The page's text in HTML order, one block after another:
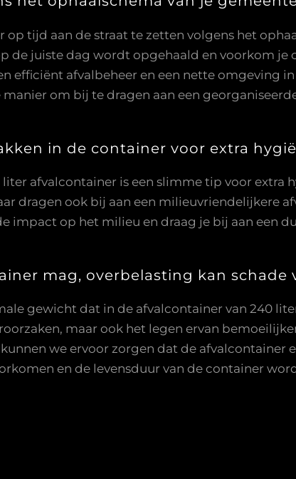
tijd aan de straat te zetten volgens het
de juiste dag wordt opgehaald en voorkom je
efficiënt afvalbeheer en een nette omgeving
om bij te dragen aan een
in de container voor extra
afvalcontainer is een slimme tip voor extra
dragen ook bij aan een milieuvriendelijkere
impact op het milieu en draag je bij aan een
mag, overbelasting kan schade
gewicht dat in de afvalcontainer van 240
maar ook het legen ervan
we ervoor zorgen dat de afvalcontainer
en de levensduur van de container